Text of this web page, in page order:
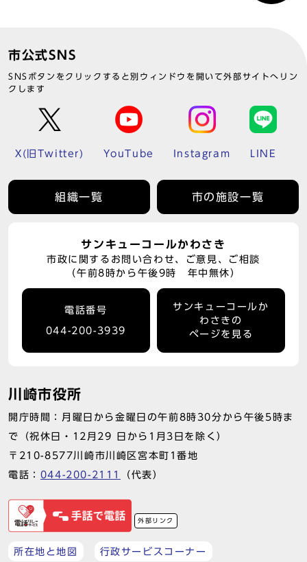
市公式SNS
SNSボタンをクリックすると別ウィンドウを開いて外部サイトへリン
クします
X(旧Twitter) YouTube Instagram LINE
組織一覧 市の施設一覧
サンキューコールかわさき
市政に関するお問い合わせ、ご意見、ご相談
（午前8時から午後9時 年中無休）
電話番号
044-200-3939
サンキューコールか
わさきの
ページを見る
川崎市役所
開庁時間：月曜日から金曜日の午前8時30分から午後5時ま
で（祝休日・12月29 日から1月3日を除く）
〒210-8577川崎市川崎区宮本町1番地
電話： 044-200-2111 （代表）
外部リンク
所在地と地図 行政サービスコーナー